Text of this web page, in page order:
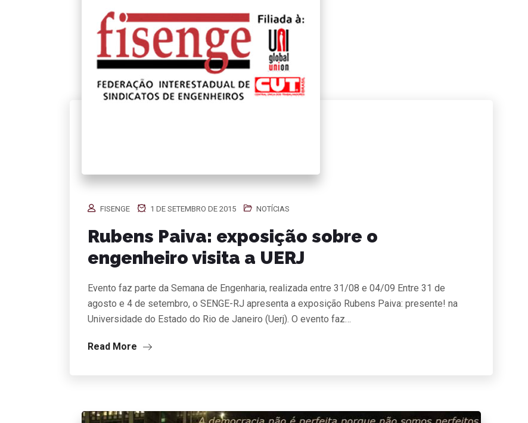
FISENGE 1 DE SETEMBRO DE 2015 NOTÍCIAS
Rubens Paiva: exposição sobre o
engenheiro visita a UERJ
Evento faz parte da Semana de Engenharia, realizada entre 31/08 e 04/09 Entre 31 de
agosto e 4 de setembro, o SENGE-RJ apresenta a exposição Rubens Paiva: presente! na
Universidade do Estado do Rio de Janeiro (Uerj). O evento faz…
Read More